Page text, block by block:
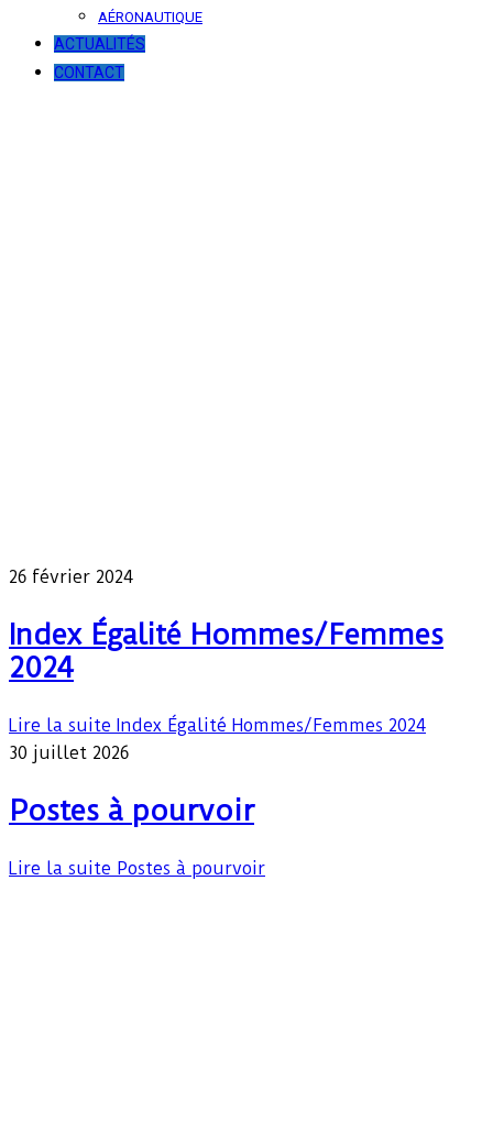
AÉRONAUTIQUE
ACTUALITÉS
CONTACT
26 février 2024
Index Égalité Hommes/Femmes
2024
Lire la suite Index Égalité Hommes/Femmes 2024
30 juillet 2026
Postes à pourvoir
Lire la suite Postes à pourvoir